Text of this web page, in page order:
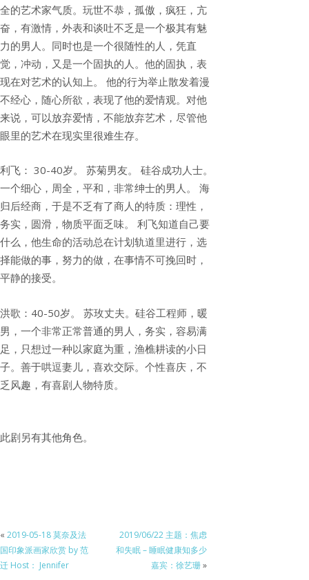
全的艺术家气质。玩世不恭，孤傲，疯狂，亢
奋，有激情，外表和谈吐不乏是一个极其有魅
力的男人。同时也是一个很随性的人，凭直
觉，冲动，又是一个固执的人。他的固执，表
现在对艺术的认知上。 他的行为举止散发着漫
不经心，随心所欲，表现了他的爱情观。对他
来说，可以放弃爱情，不能放弃艺术，尽管他
眼里的艺术在现实里很难生存。
利飞： 30-40岁。 苏菊男友。 硅谷成功人士。
一个细心，周全，平和，非常绅士的男人。 海
归后经商，于是不乏有了商人的特质：理性，
务实，圆滑，物质平面乏味。 利飞知道自己要
什么，他生命的活动总在计划轨道里进行，选
择能做的事，努力的做，在事情不可挽回时，
平静的接受。
洪歌：40-50岁。 苏玫丈夫。硅谷工程师，暖
男，一个非常正常普通的男人，务实，容易满
足，只想过一种以家庭为重，渔樵耕读的小日
子。善于哄逗妻儿，喜欢交际。个性喜庆，不
乏风趣，有喜剧人物特质。
此剧另有其他角色。
« 2019-05-18 莫奈及法
国印象派画家欣赏 by 范
迁 Host： Jennifer
2019/06/22 主题：焦虑
和失眠 – 睡眠健康知多少
嘉宾：徐艺珊»